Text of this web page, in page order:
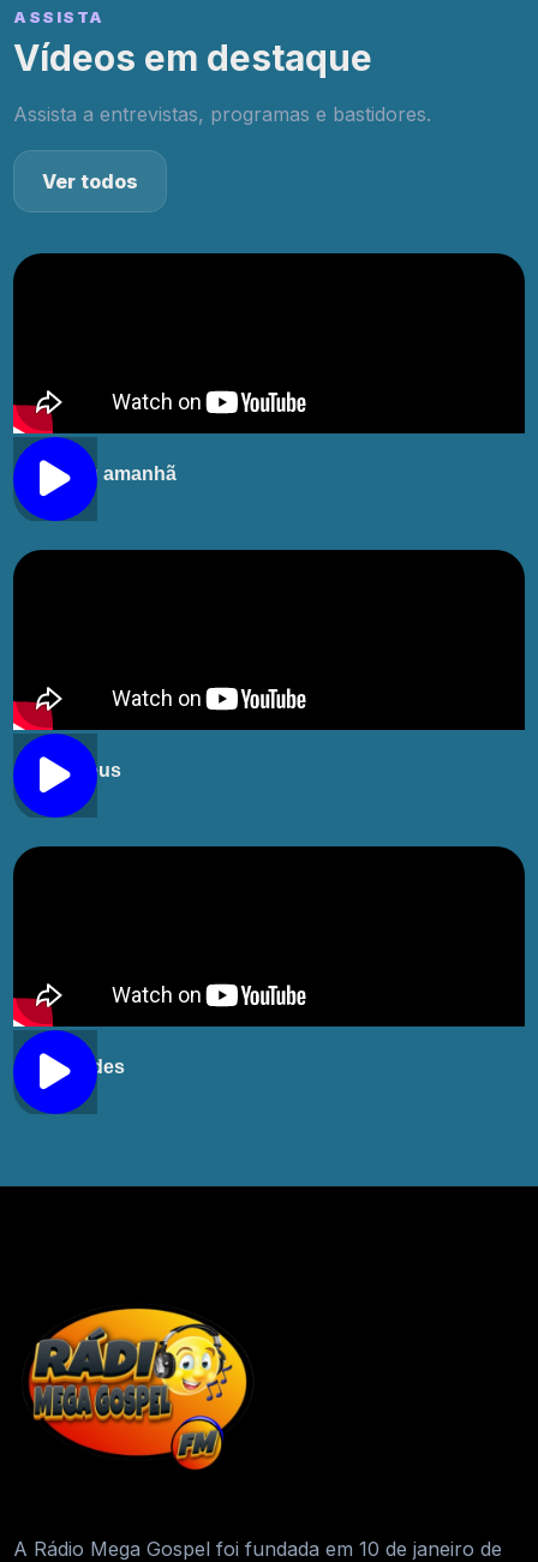
ASSISTA
Vídeos em destaque
Assista a entrevistas, programas e bastidores.
Ver todos
O meu amanhã
Foi Deus
Tu podes
A Rádio Mega Gospel foi fundada em 10 de janeiro de